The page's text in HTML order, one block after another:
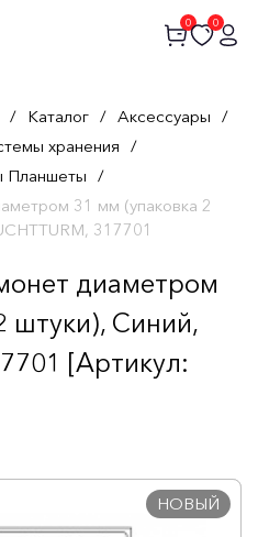
0 0
/ Каталог / Аксессуары /
хранения /
Планшеты /
31 мм (упаковка 2
317701
диаметром
штуки), Синий,
[Артикул:
НОВЫЙ